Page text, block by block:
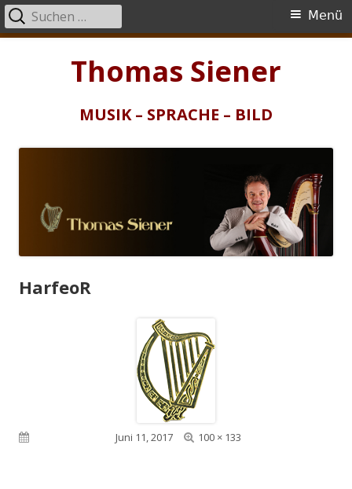
Thomas Siener
MUSIK – SPRACHE – BILD
Primäres
Menü
Suchen
nach:
HarfeoR
Veröffentlicht amJuni 11, 2017
Volle
100 × 133